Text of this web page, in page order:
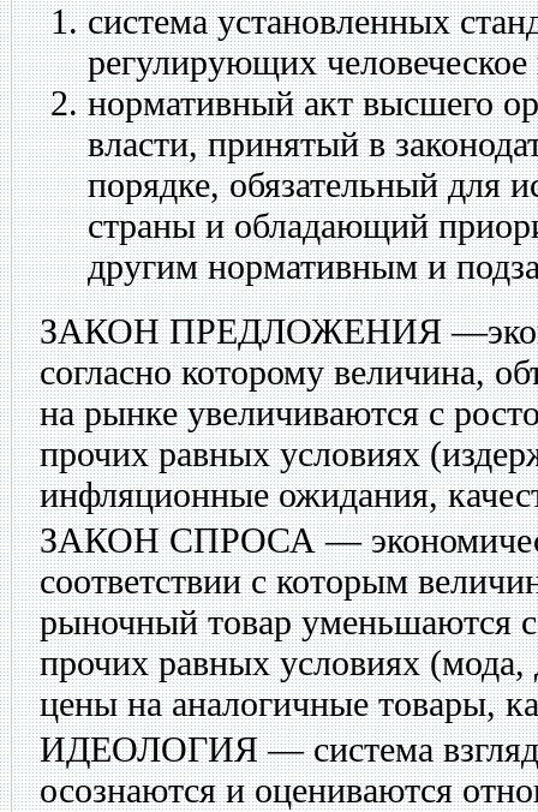
система установленных
регулирующих человеческое
нормативный акт высшего
власти, принятый в
порядке, обязательный для
страны и обладающий
другим нормативным и
ЗАКОН ПРЕДЛОЖЕНИЯ
согласно которому величина,
на рынке увеличиваются с
прочих равных условиях
инфляционные ожидания,
ЗАКОН СПРОСА—
соответствии с которым
рыночный товар уменьшаются
прочих равных условиях (мода,
цены на аналогичные товары,
ИДЕОЛОГИЯ— система
осознаются и оцениваются